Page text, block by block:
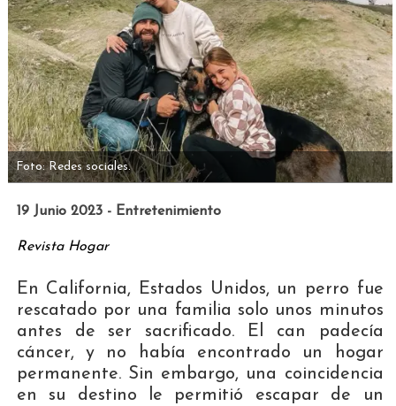
Foto: Redes sociales.
19 Junio 2023 - Entretenimiento
Revista Hogar
En California, Estados Unidos, un perro fue
rescatado por una familia solo unos minutos
antes de ser sacrificado. El can padecía
cáncer, y no había encontrado un hogar
permanente. Sin embargo, una coincidencia
en su destino le permitió escapar de un